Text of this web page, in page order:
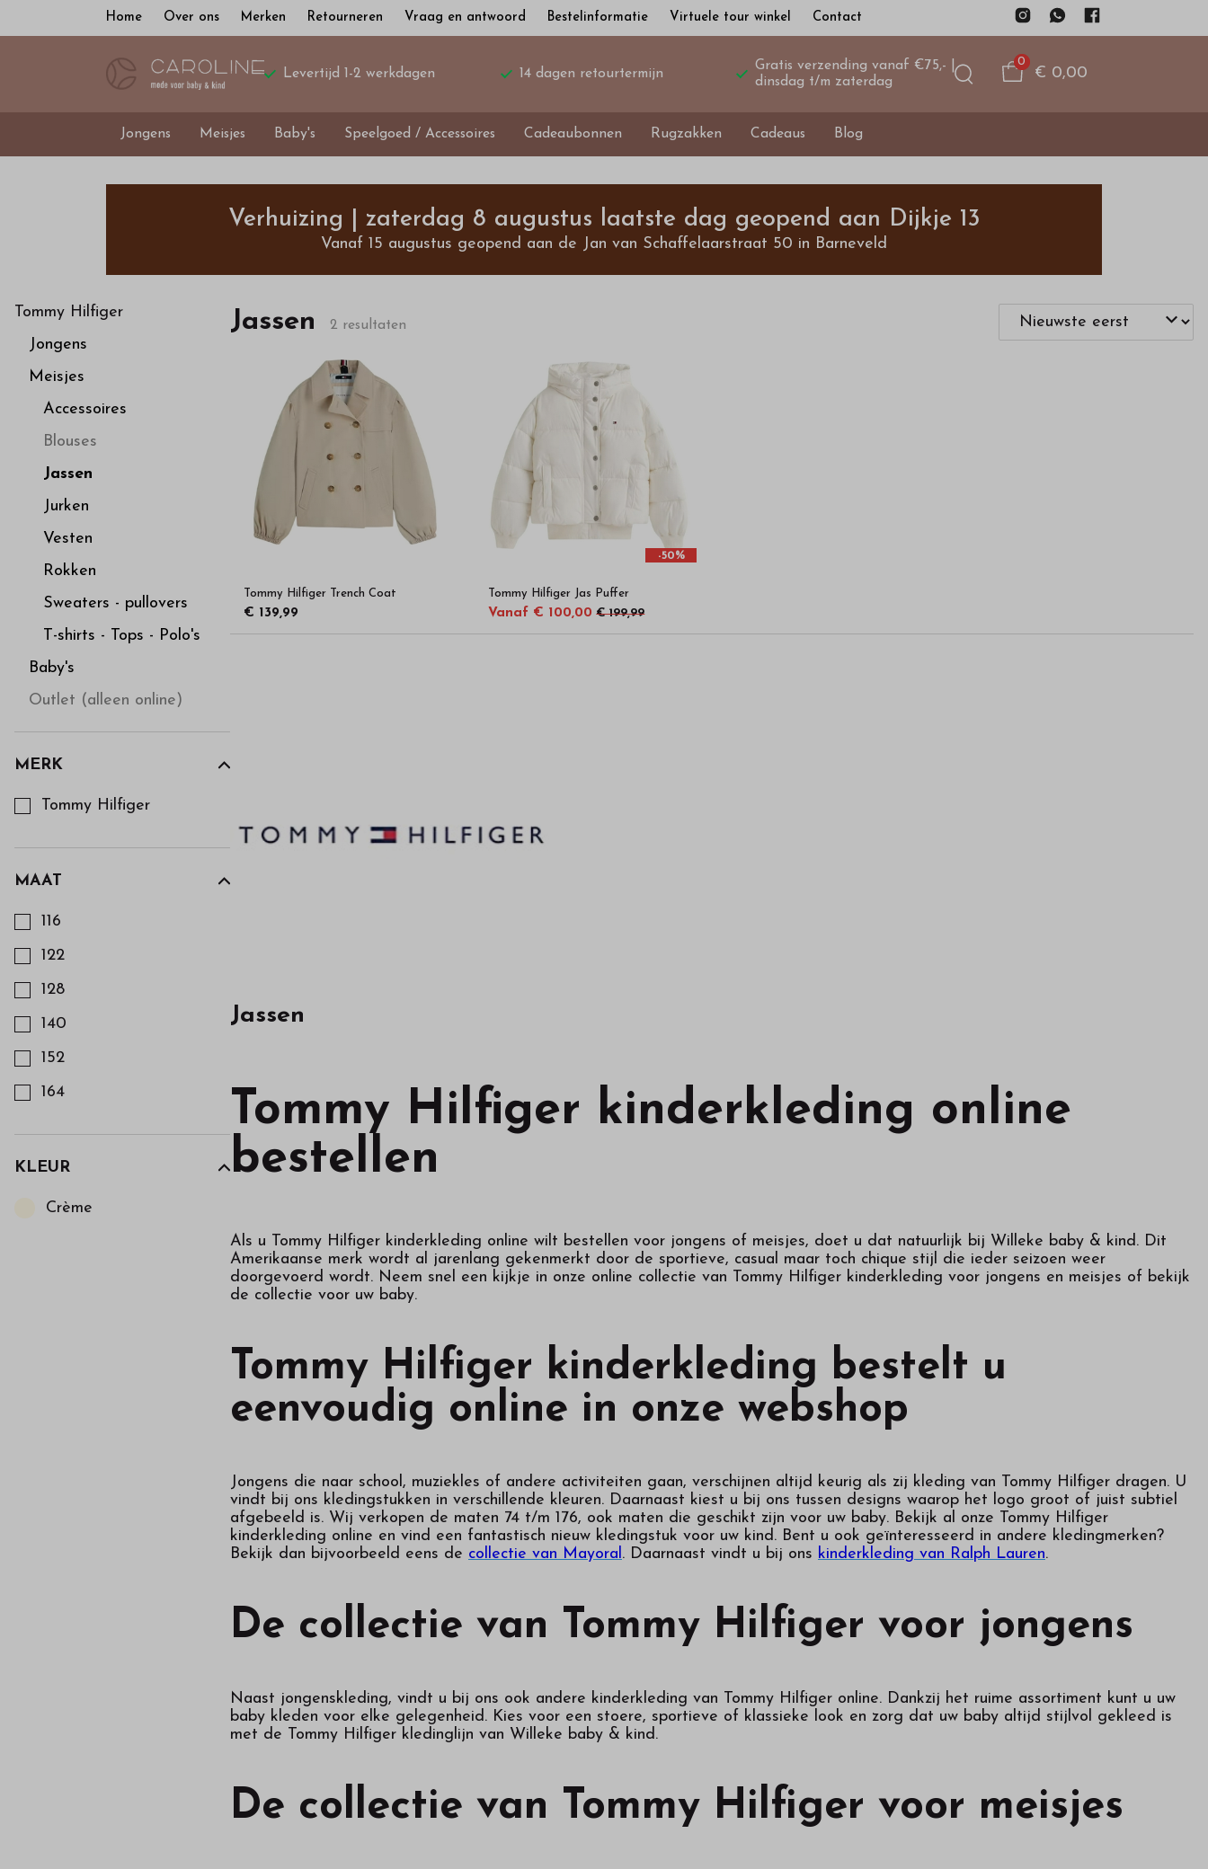
Home Over ons Merken Retourneren Vraag en antwoord Bestelinformatie Virtuele tour winkel Contact
Levertijd 1-2 werkdagen 14 dagen retourtermijn
Gratis verzending vanaf €75,- |
dinsdag t/m zaterdag
0
€ 0,00
Jongens Meisjes Baby's Speelgoed / Accessoires Cadeaubonnen Rugzakken Cadeaus Blog
Jassen
Bestel
kinderkleding
van
hoge
kwaliteit
onze
webshop
Verhuizing | zaterdag 8 augustus laatste dag geopend aan Dijkje 13
Vanaf 15 augustus geopend aan de Jan van Schaffelaarstraat 50 in Barneveld
Tommy Hilfiger
Jongens
Meisjes
Accessoires
Blouses
Jassen
Jurken
Vesten
Rokken
Sweaters - pullovers
T-shirts - Tops - Polo's
Baby's
Outlet (alleen online)
MERK
Tommy Hilfiger
MAAT
116
122
128
140
152
164
KLEUR
Crème
Jassen 2 resultaten
Tommy Hilfiger Trench Coat
€ 139,99
-50%
Tommy Hilfiger Jas Puffer
Vanaf € 100,00 € 199,99
Jassen
Tommy Hilfiger kinderkleding online
bestellen
Als u Tommy Hilfiger kinderkleding online wilt bestellen voor jongens of meisjes, doet u dat natuurlijk bij Willeke baby & kind. Dit
Amerikaanse merk wordt al jarenlang gekenmerkt door de sportieve, casual maar toch chique stijl die ieder seizoen weer
doorgevoerd wordt. Neem snel een kijkje in onze online collectie van Tommy Hilfiger kinderkleding voor jongens en meisjes of bekijk
de collectie voor uw baby.
Tommy Hilfiger kinderkleding bestelt u
eenvoudig online in onze webshop
Jongens die naar school, muziekles of andere activiteiten gaan, verschijnen altijd keurig als zij kleding van Tommy Hilfiger dragen. U
vindt bij ons kledingstukken in verschillende kleuren. Daarnaast kiest u bij ons tussen designs waarop het logo groot of juist subtiel
afgebeeld is. Wij verkopen de maten 74 t/m 176, ook maten die geschikt zijn voor uw baby. Bekijk al onze Tommy Hilfiger
kinderkleding online en vind een fantastisch nieuw kledingstuk voor uw kind. Bent u ook geïnteresseerd in andere kledingmerken?
Bekijk dan bijvoorbeeld eens de collectie van Mayoral. Daarnaast vindt u bij ons kinderkleding van Ralph Lauren.
De collectie van Tommy Hilfiger voor jongens
Naast jongenskleding, vindt u bij ons ook andere kinderkleding van Tommy Hilfiger online. Dankzij het ruime assortiment kunt u uw
baby kleden voor elke gelegenheid. Kies voor een stoere, sportieve of klassieke look en zorg dat uw baby altijd stijlvol gekleed is
met de Tommy Hilfiger kledinglijn van Willeke baby & kind.
De collectie van Tommy Hilfiger voor meisjes